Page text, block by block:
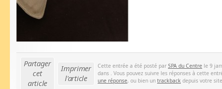
Partager
cet
article
Imprimer
l'article
Cette entrée a été posté par SPA du Centre le 9
dans . Vous pouvez suivre les réponses à cette
une réponse, ou bien un trackback depuis votre